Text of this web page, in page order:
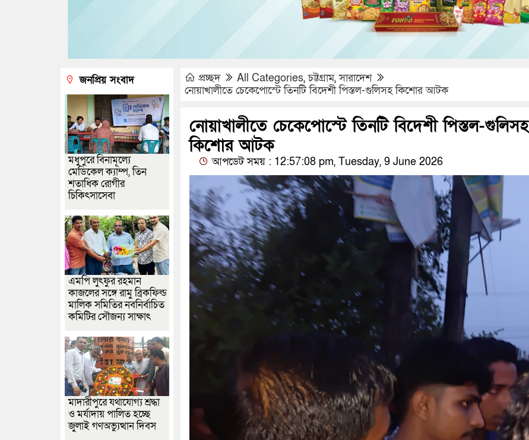
প্রচ্ছদ All Categories,চট্টগ্রাম,সারাদেশ
নোয়াখালীতে চেকেপোস্টে তিনটি বিদেশী পিস্তল-গুলিসহ কিশোর আটক
নোয়াখালীতে চেকেপোস্টে তিনটি বিদেশী পিস্তল-গুলিসহ
কিশোর আটক
আপডেট সময় : 12:57:08 pm, Tuesday, 9 June 2026
জনপ্রিয় সংবাদ
মধুপুরে বিনামূল্যে
মেডিকেল ক্যাম্প, তিন
শতাধিক রোগীর
চিকিৎসাসেবা
এমপি লুৎফুর রহমান
কাজলের সঙ্গে রামু ব্রিকফিল্ড
মালিক সমিতির নবনির্বাচিত
কমিটির সৌজন্য সাক্ষাৎ
মাদারীপুরে যথাযোগ্য শ্রদ্ধা
ও মর্যাদায় পালিত হচ্ছে
জুলাই গণঅভ্যুত্থান দিবস